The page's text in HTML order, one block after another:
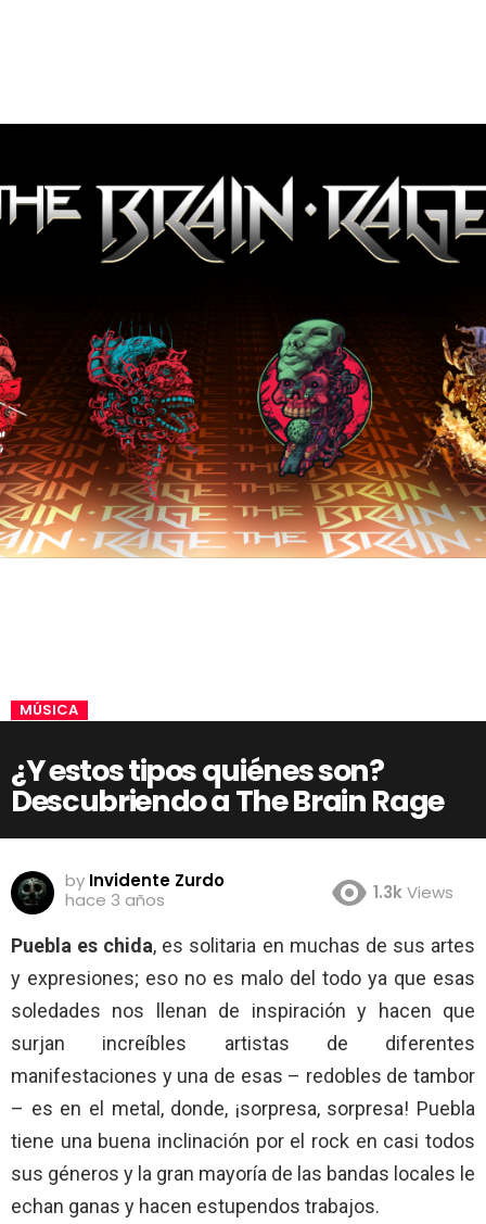
MÚSICA
¿Y estos tipos quiénes son?
Descubriendo a The Brain Rage
by Invidente Zurdo
hace 3 años
1.3kViews
Puebla es chida, es solitaria en muchas de sus artes
y expresiones; eso no es malo del todo ya que esas
soledades nos llenan de inspiración y hacen que
surjan increíbles artistas de diferentes
manifestaciones y una de esas – redobles de tambor
– es en el metal, donde, ¡sorpresa, sorpresa! Puebla
tiene una buena inclinación por el rock en casi todos
sus géneros y la gran mayoría de las bandas locales le
echan ganas y hacen estupendos trabajos.